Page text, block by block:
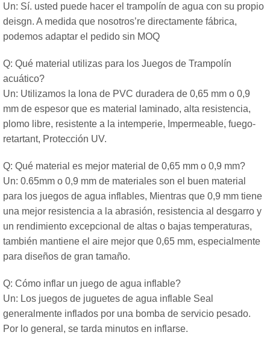
Un: Sí. usted puede hacer el trampolín de agua con su propio
deisgn. A medida que nosotros’re directamente fábrica,
podemos adaptar el pedido sin MOQ
Q: Qué material utilizas para los Juegos de Trampolín
acuático?
Un: Utilizamos la lona de PVC duradera de 0,65 mm o 0,9
mm de espesor que es material laminado, alta resistencia,
plomo libre, resistente a la intemperie, Impermeable, fuego-
retartant, Protección UV.
Q: Qué material es mejor material de 0,65 mm o 0,9 mm?
Un: 0.65mm o 0,9 mm de materiales son el buen material
para los juegos de agua inflables, Mientras que 0,9 mm tiene
una mejor resistencia a la abrasión, resistencia al desgarro y
un rendimiento excepcional de altas o bajas temperaturas,
también mantiene el aire mejor que 0,65 mm, especialmente
para diseños de gran tamaño.
Q: Cómo inflar un juego de agua inflable?
Un: Los juegos de juguetes de agua inflable Seal
generalmente inflados por una bomba de servicio pesado.
Por lo general, se tarda minutos en inflarse.